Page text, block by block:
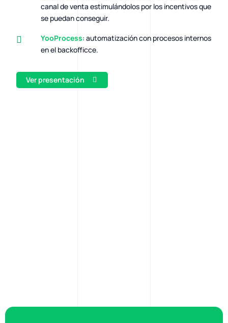
canal de venta estimulándolos por los incentivos que
se puedan conseguir.
YooProcess: automatización con procesos internos
en el backofficce.
Ver presentación